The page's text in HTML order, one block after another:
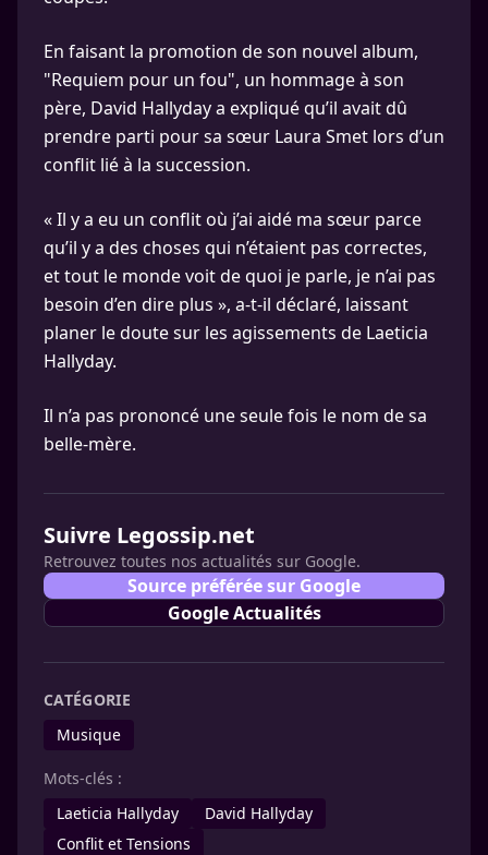
En faisant la promotion de son nouvel album,
"Requiem pour un fou", un hommage à son
père, David Hallyday a expliqué qu’il avait dû
prendre parti pour sa sœur Laura Smet lors d’un
conflit lié à la succession.
« Il y a eu un conflit où j’ai aidé ma sœur parce
qu’il y a des choses qui n’étaient pas correctes,
et tout le monde voit de quoi je parle, je n’ai pas
besoin d’en dire plus », a-t-il déclaré, laissant
planer le doute sur les agissements de Laeticia
Hallyday.
Il n’a pas prononcé une seule fois le nom de sa
belle-mère.
Suivre Legossip.net
Retrouvez toutes nos actualités sur Google.
Source préférée sur Google
Google Actualités
CATÉGORIE
Musique
Mots-clés :
Laeticia Hallyday
David Hallyday
Conflit et Tensions